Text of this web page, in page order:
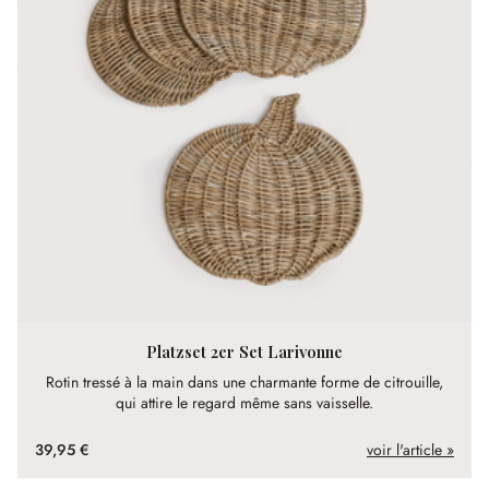
Platzset 2er Set Larivonne
Rotin tressé à la main dans une charmante forme de citrouille,
qui attire le regard même sans vaisselle.
39,95 € voir l'article »